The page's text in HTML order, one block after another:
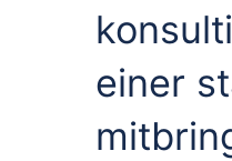
einer